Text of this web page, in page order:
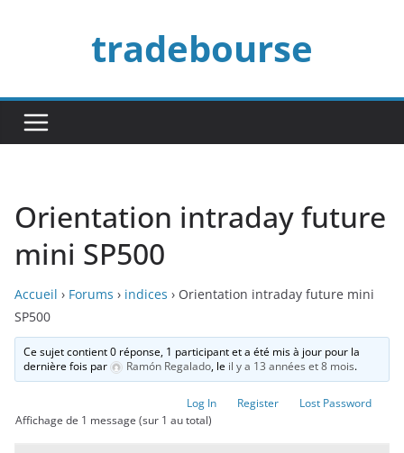
tradebourse
Orientation intraday future
mini SP500
Accueil › Forums › indices › Orientation intraday future mini
SP500
Ce sujet contient 0 réponse, 1 participant et a été mis à jour pour la
dernière fois par
Ramón Regalado, le il y a 13 années et 8 mois.
Log In Register
Lost Password
Affichage de 1 message (sur 1 au total)